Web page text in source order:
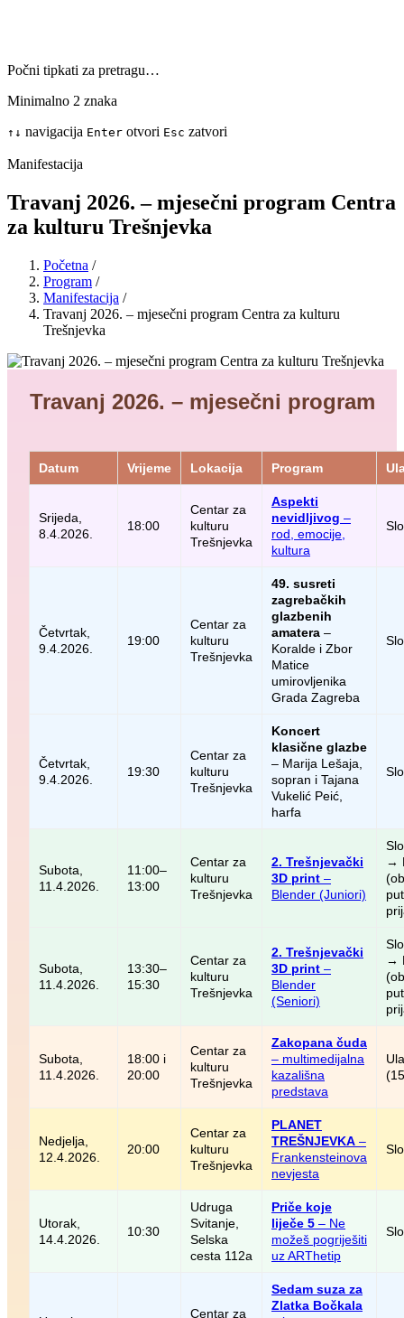
Počni tipkati za pretragu…
Minimalno 2 znaka
↑ ↓ navigacija Enter otvori Esc zatvori
Manifestacija
Travanj 2026. – mjesečni program Centra
za kulturu Trešnjevka
Početna /
Program /
Manifestacija /
Travanj 2026. – mjesečni program Centra za kulturu
Trešnjevka
Travanj 2026. – mjesečni program
Datum Vrijeme Lokacija Program
Srijeda,
8.4.2026.
18:00
Centar za
kulturu
Trešnjevka
Aspekti
nevidljivog –
rod, emocije,
kultura
Četvrtak,
9.4.2026.
19:00
Centar za
kulturu
Trešnjevka
49. susreti
zagrebačkih
glazbenih
amatera –
Koralde i Zbor
Matice
umirovljenika
Grada Zagreba
Četvrtak,
9.4.2026.
19:30
Centar za
kulturu
Trešnjevka
Koncert
klasične glazbe
– Marija Lešaja,
sopran i Tajana
Vukelić Peić,
harfa
Subota,
11.4.2026.
11:00–
13:00
Centar za
kulturu
Trešnjevka
2. Trešnjevački
3D print –
Blender (Juniori)
→
Subota,
11.4.2026.
13:30–
15:30
Centar za
kulturu
Trešnjevka
2. Trešnjevački
3D print –
Blender
(Seniori)
→
Subota,
11.4.2026.
18:00 i
20:00
Centar za
kulturu
Trešnjevka
Zakopana čuda
– multimedijalna
kazališna
predstava
Nedjelja,
12.4.2026.
20:00
Centar za
kulturu
Trešnjevka
PLANET
TREŠNJEVKA –
Frankensteinova
nevjesta
Utorak,
14.4.2026.
10:30
Udruga
Svitanje,
Selska
cesta 112a
Priče koje
liječe 5 – Ne
možeš pogriješiti
uz ARThetip
Centar za
Sedam suza za
Zlatka Bočkala